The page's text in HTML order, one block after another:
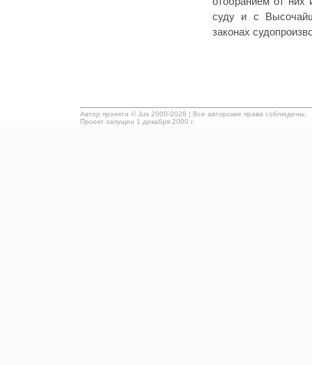
суду и с
законах
Автор проекта © Jus 2000-2026 | Все авторские права соблюдены.
Проект запущен 1 декабря 2000 г.